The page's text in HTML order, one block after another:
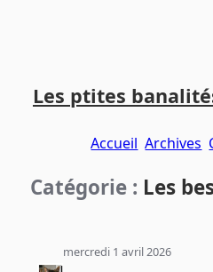
contenu
menuLes ptites
Accueil Archives
Catégorie : Les
mercredi 1 avril 2026